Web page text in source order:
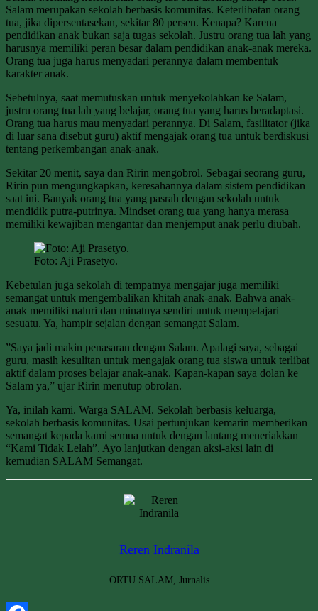
Salam merupakan sekolah berbasis komunitas. Keterlibatan orang
tua, jika dipersentasekan, sekitar 80 persen. Kenapa? Karena
pendidikan anak bukan saja tugas sekolah. Justru orang tua lah yang
harusnya memiliki peran besar dalam pendidikan anak-anak mereka.
Orang tua juga harus menyadari perannya dalam membentuk
karakter anak.
Sebetulnya, saat memutuskan untuk menyekolahkan ke Salam,
justru orang tua lah yang belajar, orang tua yang harus beradaptasi.
Orang tua harus mau menyadari perannya. Di Salam, fasilitator (jika
di luar sana disebut guru) aktif mengajak orang tua untuk berdiskusi
tentang perkembangan anak-anak.
Sekitar 20 menit, saya dan Ririn mengobrol. Sebagai seorang guru,
Ririn pun mengungkapkan, keresahannya dalam sistem pendidikan
saat ini. Banyak orang tua yang pasrah dengan sekolah untuk
mendidik putra-putrinya. Mindset orang tua yang hanya merasa
memiliki kewajiban mengantar dan menjemput anak perlu diubah.
Foto: Aji Prasetyo.
Kebetulan juga sekolah di tempatnya mengajar juga memiliki
semangat untuk mengembalikan khitah anak-anak. Bahwa anak-
anak memiliki naluri dan minatnya sendiri untuk mempelajari
sesuatu. Ya, hampir sejalan dengan semangat Salam.
”Saya jadi makin penasaran dengan Salam. Apalagi saya, sebagai
guru, masih kesulitan untuk mengajak orang tua siswa untuk terlibat
aktif dalam proses belajar anak-anak. Kapan-kapan saya dolan ke
Salam ya,” ujar Ririn menutup obrolan.
Ya, inilah kami. Warga SALAM. Sekolah berbasis keluarga,
sekolah berbasis komunitas. Usai pertunjukan kemarin memberikan
semangat kepada kami semua untuk dengan lantang meneriakkan
“Kami Tidak Lelah”. Ayo lanjutkan dengan aksi-aksi lain di
kemudian SALAM Semangat.
Reren Indranila
ORTU SALAM, Jurnalis